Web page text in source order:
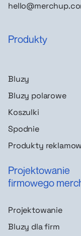
Produkty
Bluzy
Bluzy polarowe
Koszulki
Spodnie
Produkty
Projektowanie
firmowego
Projektowanie
Bluzy dla firm